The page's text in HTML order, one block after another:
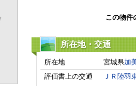
この物件
所在地・交通
所在地 宮城県加
評価書上の交通
ＪＲ陸羽